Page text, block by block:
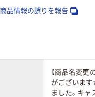
商品情報の誤りを報告
【商品名変更
がございます
ました。キャ